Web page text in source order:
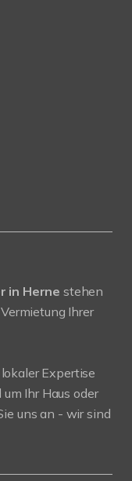
in Herne stehen
Ihrer
Expertise
Ihr Haus oder
uns an - wir sind